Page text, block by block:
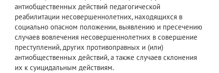
антиобщественных действий педагогической
реабилитации несовершеннолетних, находящихся в
социально опасном положении, выявлению и пресечению
случаев вовлечения несовершеннолетних в совершение
преступлений, других противоправных и (или)
антиобщественных действий, а также случаев склонения
их к суицидальным действиям.